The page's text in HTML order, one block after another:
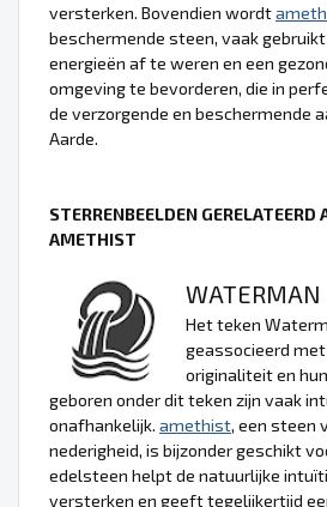
versterken. Bovendien wordt
beschermende steen, vaak
energieën af te weren en een
omgeving te bevorderen, die in
de verzorgende en beschermende
Aarde.
STERRENBEELDEN
AMETHIST
WATERMAN
Het teken
geassocieerd
originaliteit en
geboren onder dit teken zijn vaak
onafhankelijk. amethist, een steen
nederigheid, is bijzonder geschikt
edelsteen helpt de natuurlijke
versterken en geeft tegelijkertijd